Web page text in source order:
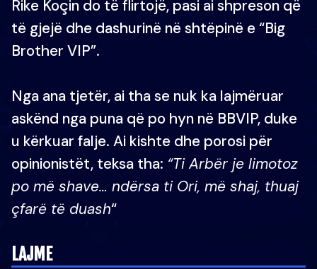
Rike Koçin do të flirtojë, pasi ai shpreson që
të gjejë dhe dashurinë në shtëpinë e “Big
Brother VIP”.
Nga ana tjetër, ai tha se nuk ka lajmëruar
askënd nga puna që po hyn në BBVIP, duke
u kërkuar falje. Ai kishte dhe porosi për
opinionistët, teksa tha: “Ti Arbër je limotoz
po më shave… ndërsa ti Ori, më shaj, thuaj
çfarë të duash“
LAJME